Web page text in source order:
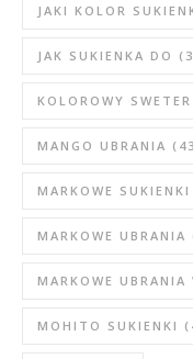
JAKI KOLOR
JAK SUKIENKA DO
KOLOROWY
MANGO UBRANIA
MARKOWE
MARKOWE UBRANIA
MARKOWE UBRANIA
MOHITO SUKIENKI